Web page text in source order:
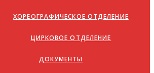
ХОРЕОГРАФИЧЕСКОЕ ОТДЕЛЕНИЕ
ЦИРКОВОЕ ОТДЕЛЕНИЕ
ДОКУМЕНТЫ